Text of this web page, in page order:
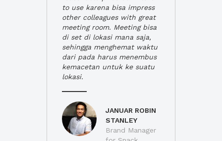
to use karena bisa impress
other colleagues with great
meeting room. Meeting bisa
di set di lokasi mana saja,
sehingga menghemat waktu
dari pada harus menembus
kemacetan untuk ke suatu
lokasi.
JANUAR ROBIN
STANLEY
Brand Manager